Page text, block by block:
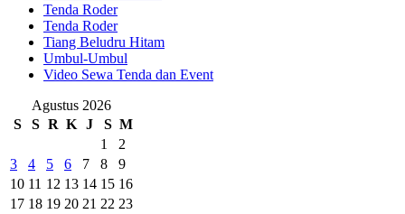
Tenda Roder
Tenda Roder
Tiang Beludru Hitam
Umbul-Umbul
Video Sewa Tenda dan Event
Agustus 2026
S
S R K J S M
1
2
3
4 5 6 7 8
9
10 11 12 13 14 15 16
17 18 19 20 21 22 23